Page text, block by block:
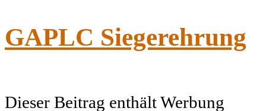
GAPLC Siegerehrung
Dieser Beitrag enthält Werbung